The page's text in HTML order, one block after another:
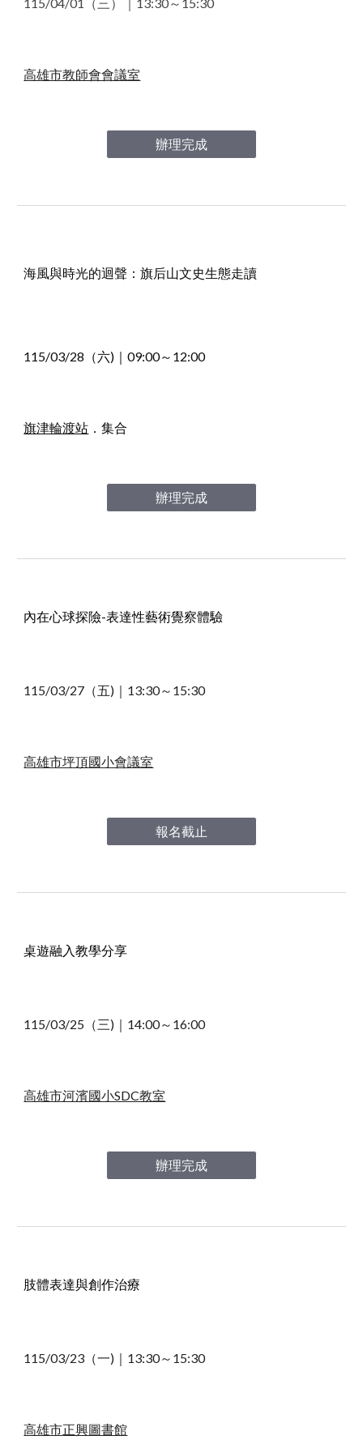
高雄市教師會會議室
辦理完成
海風與時光的迴聲：旗后山文史生態走讀
115/03/28 （六)｜09:00～12:00
旗津輪渡站 ．集合
辦理完成
內在心球探險-表達性藝術覺察體驗
115/03/27（五)｜13:30～15:30
高雄市坪頂國小會議室
報名截止
桌遊融入教學分享
115/03/25（三)｜14:00～16:00
高雄市河濱國小SDC教室
辦理完成
肢體表達與創作治療
115/03/23 （一)｜13:30～15:30
高雄市正興圖書館